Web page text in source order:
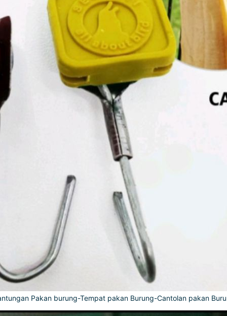
Pakan burung-Tempat pakan Burung-Cantolan pakan